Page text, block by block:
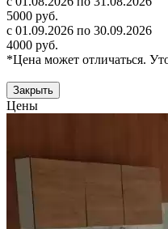
5000 руб.
с 01.09.2026 по 30.09.2026
4000 руб.
*Цена может отличаться.
Закрыть
Цены